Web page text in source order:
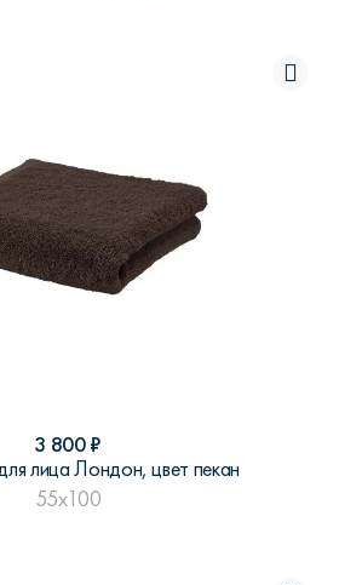
3 800₽
лица Лондон, цвет пекан
55x100